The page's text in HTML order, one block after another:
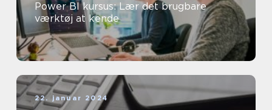
Power BI kursus: Lær det brugbare
værktøj at kende
22. januar 2024